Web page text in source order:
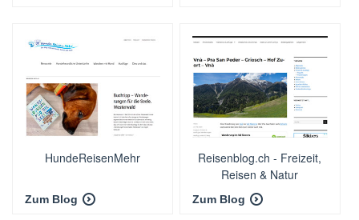
HundeReisenMehr
Zum Blog
Reisenblog.ch - Freizeit,
Reisen & Natur
Zum Blog